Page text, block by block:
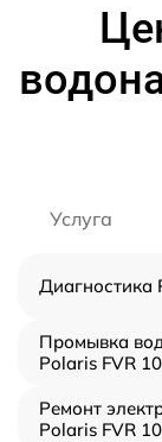
Услуга
Диагностика
Промывка
Polaris FVR
Ремонт
Polaris FVR